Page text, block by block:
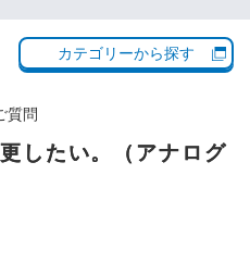
カテゴリーから探す
質問
したい。（アナログ